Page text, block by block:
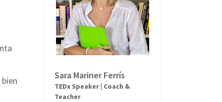
Sara Mariner Ferrís
TEDx Speaker | Coach &
Teacher